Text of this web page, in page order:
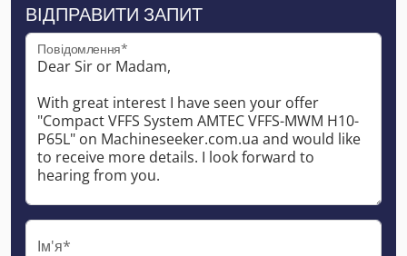
ВІДПРАВИТИ ЗАПИТ
Повідомлення*
Ім'я*